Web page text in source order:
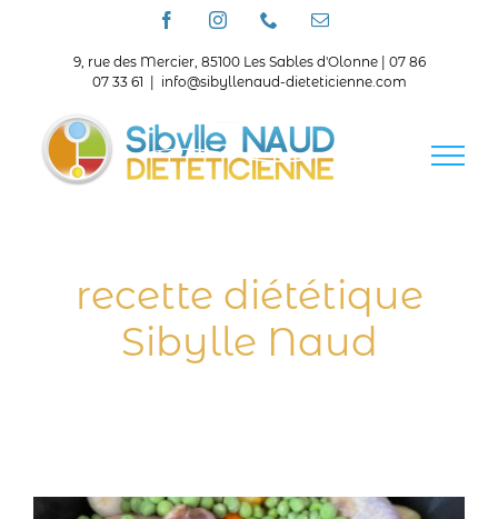
FacebookInstagramTéléphoneEmail
9, rue des Mercier, 85100 Les Sables d'Olonne | 07 86
07 33 61
info@sibyllenaud-dieteticienne.com
recette diététique
Sibylle Naud